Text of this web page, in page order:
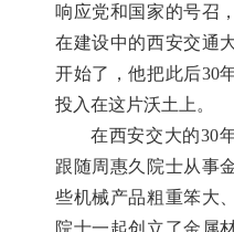
响应党和国家的号召
在建设中的西安交通
开始了，他把此后30
投入在这片沃土上。
在西安交大的30
跟随周惠久院士从事
些机械产品粗重笨大
院士一起创立了金属